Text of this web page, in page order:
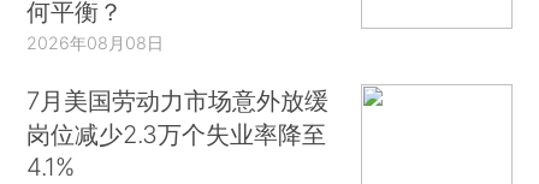
何平衡？
2026年08月08日
7月美国劳动力市场意外放缓
岗位减少2.3万个失业率降至
4.1%